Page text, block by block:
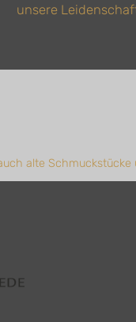
unsere
alte Schmuckstücke